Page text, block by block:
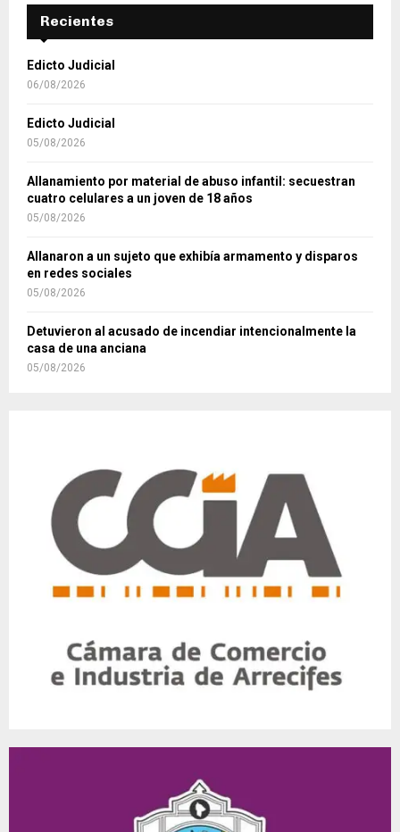
Recientes
Edicto Judicial
06/08/2026
Edicto Judicial
05/08/2026
Allanamiento por material de abuso infantil: secuestran
cuatro celulares a un joven de 18 años
05/08/2026
Allanaron a un sujeto que exhibía armamento y disparos
en redes sociales
05/08/2026
Detuvieron al acusado de incendiar intencionalmente la
casa de una anciana
05/08/2026